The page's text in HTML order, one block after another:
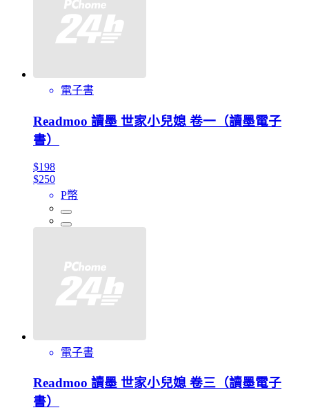
電子書
Readmoo 讀墨 世家小兒媳 卷一（讀墨電子
書）
$198
$250
P幣
電子書
Readmoo 讀墨 世家小兒媳 卷三（讀墨電子
書）